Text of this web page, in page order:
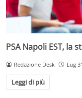
PSA Napoli EST, la
Redazione Desk Lug
Leggi di più